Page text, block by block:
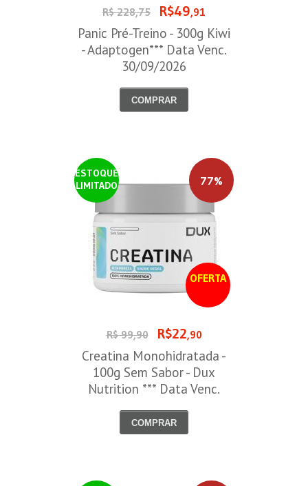
R$ 228,75 R$49,91
Panic Pré-Treino - 300g Kiwi
- Adaptogen*** Data Venc.
30/09/2026
COMPRAR
ESTOQUE
LIMITADO
OFERTA
77%
R$ 99,90 R$22,90
Creatina Monohidratada -
100g Sem Sabor - Dux
Nutrition *** Data Venc.
COMPRAR